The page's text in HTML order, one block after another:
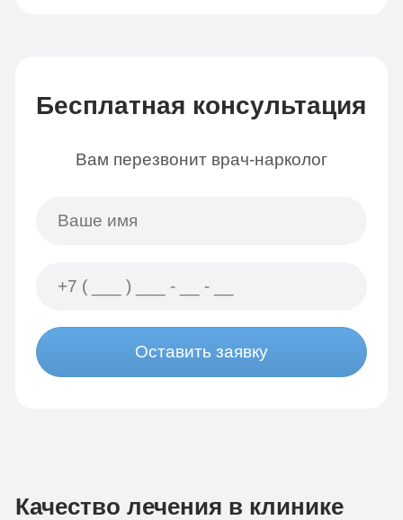
Бесплатная консультация
Вам перезвонит врач-нарколог
Оставить заявку
Качество лечения в клинике